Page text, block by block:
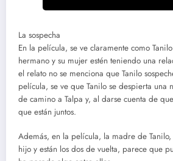
La sospecha
En la película, se ve claramente como
hermano y su mujer estén teniendo una
el relato no se menciona que Tanilo
película, se ve que Tanilo se despierta una
de camino a Talpa y, al darse cuenta de
que están juntos.
Además, en la película, la madre de
hijo y están los dos de vuelta, parece que